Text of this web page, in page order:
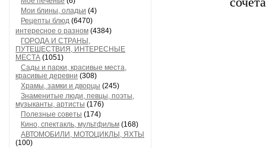
Мои блины, оладьи (4)
Рецепты блюд (6470)
интересное о разном (4384)
ГОРОДА И СТРАНЫ,
ПУТЕШЕСТВИЯ, ИНТЕРЕСНЫЕ
МЕСТА (1051)
Сады и парки, красивые места,
красивые деревни (308)
Храмы, замки и дворцы (245)
Знаменитые люди, певцы, поэты,
музыканты, артисты (176)
Полезные советы (174)
Кино, спектакль, мультфильм (168)
АВТОМОБИЛИ, МОТОЦИКЛЫ, ЯХТЫ
(100)